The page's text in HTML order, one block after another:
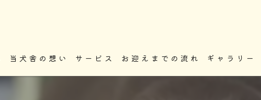
当犬舎の想い サービス お迎えまでの流れ ギャラリー